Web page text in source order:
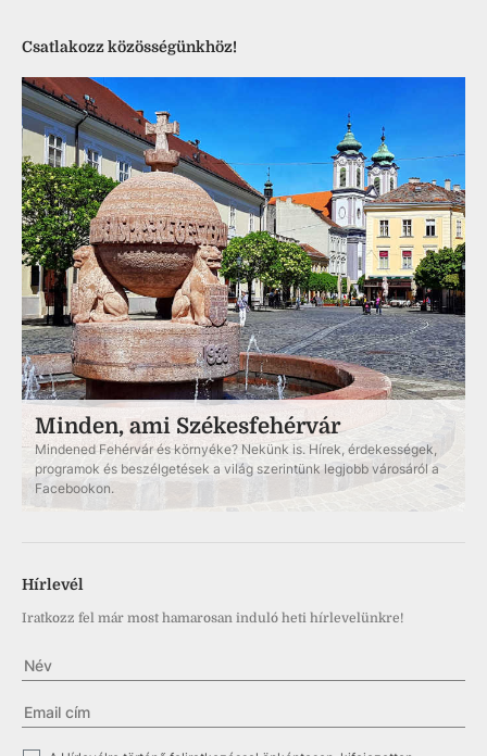
Csatlakozz közösségünkhöz!
Minden, ami Székesfehérvár
Mindened Fehérvár és környéke? Nekünk is. Hírek, érdekességek,
programok és beszélgetések a világ szerintünk legjobb városáról a
Facebookon.
Hírlevél
Iratkozz fel már most hamarosan induló heti hírlevelünkre!